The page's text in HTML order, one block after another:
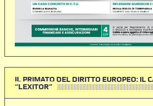
IL PRIMATO DEL DIRITTO EUROPEO: IL
“LEXITOR”